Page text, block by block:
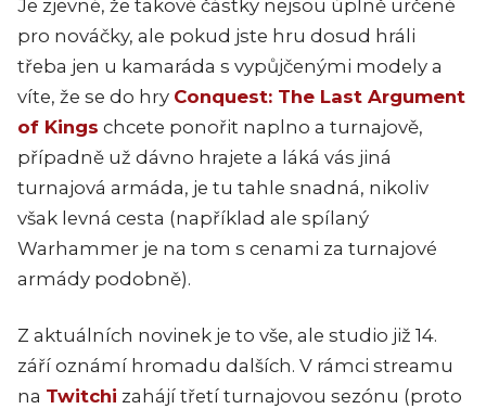
Je zjevné, že takové částky nejsou úplně určené
pro nováčky, ale pokud jste hru dosud hráli
třeba jen u kamaráda s vypůjčenými modely a
víte, že se do hry Conquest: The Last Argument
of Kings chcete ponořit naplno a turnajově,
případně už dávno hrajete a láká vás jiná
turnajová armáda, je tu tahle snadná, nikoliv
však levná cesta (například ale spílaný
Warhammer je na tom s cenami za turnajové
armády podobně).
Z aktuálních novinek je to vše, ale studio již 14.
září oznámí hromadu dalších. V rámci streamu
na Twitchi zahájí třetí turnajovou sezónu (proto